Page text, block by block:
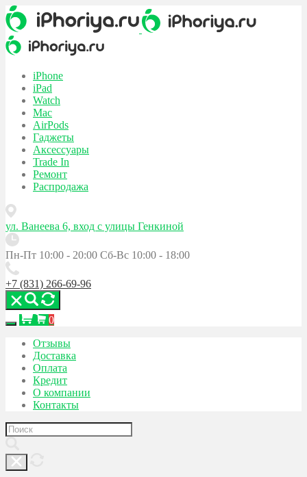
iPhone
iPad
Watch
Mac
AirPods
Гаджеты
Аксессуары
Trade In
Ремонт
Распродажа
ул. Ванеева 6, вход с улицы Генкиной
Пн-Пт 10:00 - 20:00 Сб-Вс 10:00 - 18:00
+7 (831) 266-69-96
0
Отзывы
Доставка
Оплата
Кредит
О компании
Контакты